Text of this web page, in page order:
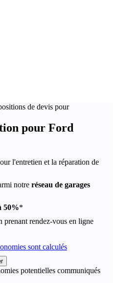
de devis pour
pour Ford
l'entretien et la réparation de
notre réseau de garages
50%*
prenant rendez-vous en ligne
sont calculés
potentielles communiqués